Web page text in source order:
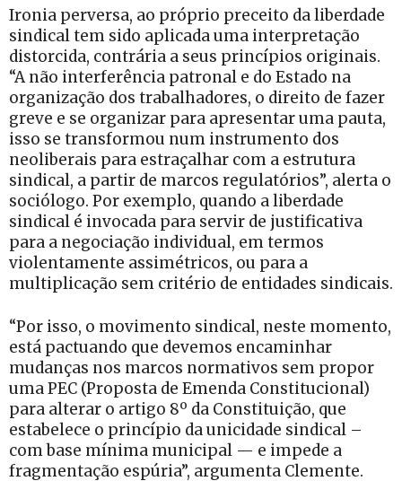
Ironia perversa, ao próprio preceito da liberdade
sindical tem sido aplicada uma interpretação
distorcida, contrária a seus princípios originais.
“A não interferência patronal e do Estado na
organização dos trabalhadores, o direito de fazer
greve e se organizar para apresentar uma pauta,
isso se transformou num instrumento dos
neoliberais para estraçalhar com a estrutura
sindical, a partir de marcos regulatórios”, alerta o
sociólogo. Por exemplo, quando a liberdade
sindical é invocada para servir de justificativa
para a negociação individual, em termos
violentamente assimétricos, ou para a
multiplicação sem critério de entidades sindicais.
“Por isso, o movimento sindical, neste momento,
está pactuando que devemos encaminhar
mudanças nos marcos normativos sem propor
uma PEC (Proposta de Emenda Constitucional)
para alterar o artigo 8º da Constituição, que
estabelece o princípio da unicidade sindical –
com base mínima municipal — e impede a
fragmentação espúria”, argumenta Clemente.